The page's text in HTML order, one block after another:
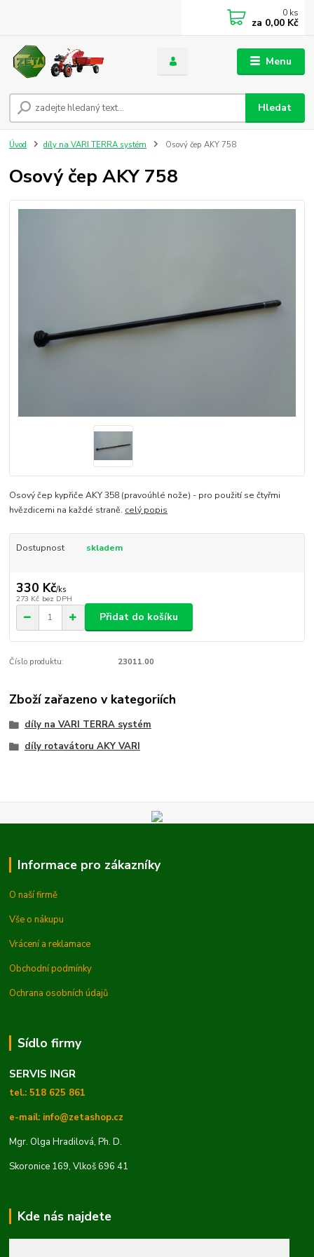
Menu
Hledat
0 ks
za 0,00 Kč
Úvod díly na VARI TERRA systém Osový čep AKY 758
Osový čep AKY 758
Osový čep kypřiče AKY 358 (pravoúhlé nože) - pro použití se čtyřmi
hvězdicemi na každé straně. celý popis
Dostupnost skladem
330 Kč/ks
273 Kč bez DPH
Přidat do košíku
Číslo produktu: 23011.00
Zboží zařazeno v kategoriích
díly na VARI TERRA systém
díly rotavátoru AKY VARI
Informace pro zákazníky
O naší firmě
Vše o nákupu
Vrácení a reklamace
Obchodní podmínky
Ochrana osobních údajů
Sídlo firmy
SERVIS INGR
tel.: 518 625 861
e-mail: info@zetashop.cz
Mgr. Olga Hradilová, Ph. D.
Skoronice 169, Vlkoš 696 41
Kde nás najdete